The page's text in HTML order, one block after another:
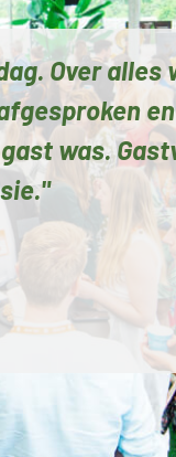
Over alles
was.